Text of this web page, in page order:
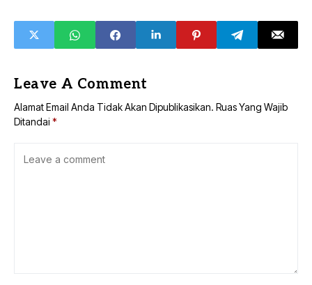
Leave A Comment
Alamat Email Anda Tidak Akan Dipublikasikan. Ruas Yang Wajib
Ditandai *